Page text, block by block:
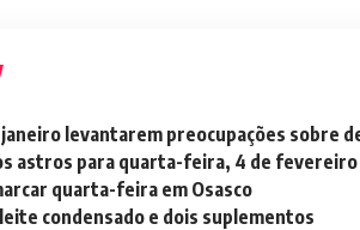
levantarem preocupações sobre
astros para quarta-feira, 4 de fevereiro
quarta-feira em Osasco
condensado e dois suplementos